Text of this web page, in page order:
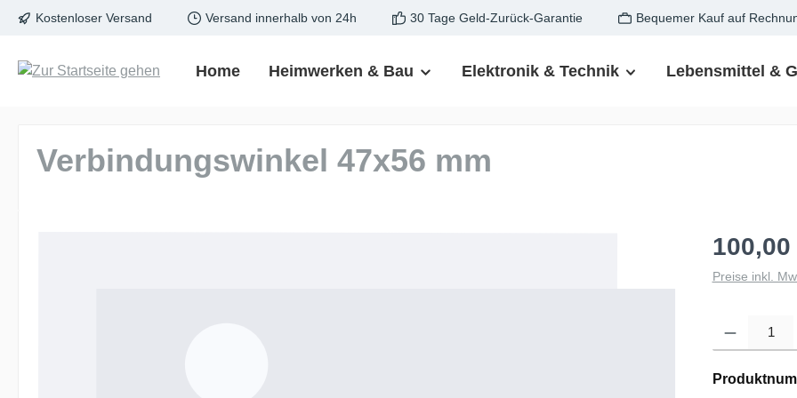
Zur Hauptnavigation springen
Kostenloser Versand Versand innerhalb von 24h 30 Tage Geld-Zurück-Garantie Bequemer Kauf auf
Home Heimwerken & Bau Elektronik & Technik Lebensmittel &
Verbindungswinkel 47x56 mm
100,00
Preise inkl.